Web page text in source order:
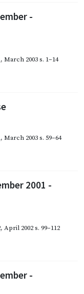
-
, March 2003s. 1–14
, March 2003s. 59–64
2001 -
, April 2002s. 99–112
-